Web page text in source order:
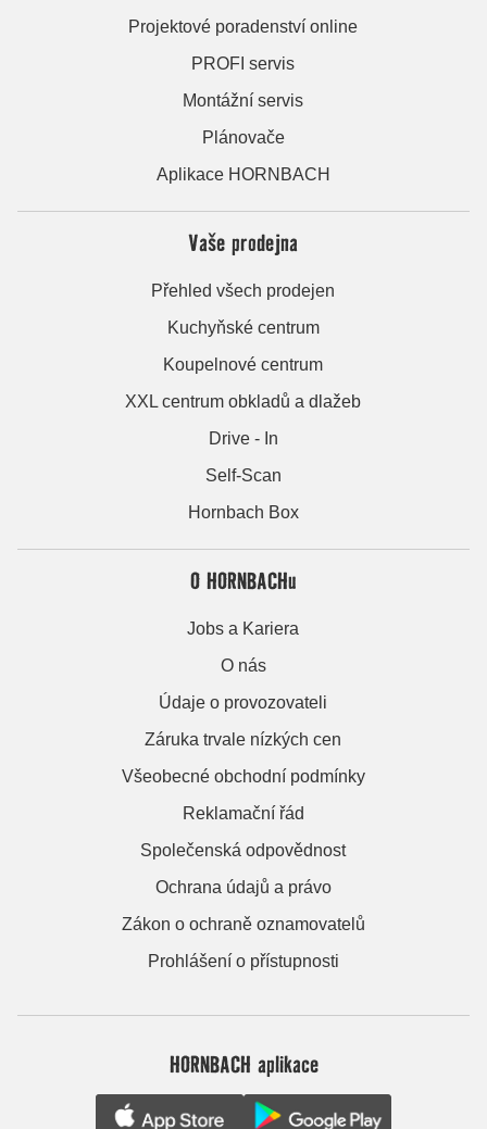
Projektové poradenství online
PROFI servis
Montážní servis
Plánovače
Aplikace HORNBACH
Vaše prodejna
Přehled všech prodejen
Kuchyňské centrum
Koupelnové centrum
XXL centrum obkladů a dlažeb
Drive - In
Self-Scan
Hornbach Box
O HORNBACHu
Jobs a Kariera
O nás
Údaje o provozovateli
Záruka trvale nízkých cen
Všeobecné obchodní podmínky
Reklamační řád
Společenská odpovědnost
Ochrana údajů a právo
Zákon o ochraně oznamovatelů
Prohlášení o přístupnosti
HORNBACH aplikace